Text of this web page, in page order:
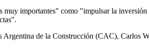
importantes" como "impulsar la
Argentina de la Construcción (CAC),